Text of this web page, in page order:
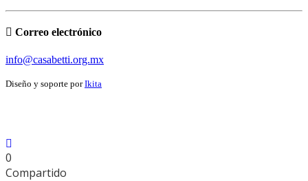
Correo electrónico
info@casabetti.org.mx
Diseño y soporte porIkita
0
Compartido